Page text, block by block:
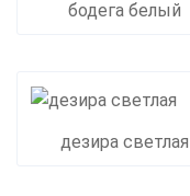
бодега белый
дезира светлая